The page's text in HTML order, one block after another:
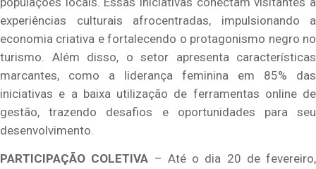
experiências culturais afrocentradas, impulsionando a
economia criativa e fortalecendo o protagonismo negro no
turismo. Além disso, o setor apresenta características
marcantes, como a liderança feminina em 85% das
iniciativas e a baixa utilização de ferramentas online de
gestão, trazendo desafios e oportunidades para seu
desenvolvimento.
PARTICIPAÇÃO COLETIVA – Até o dia 20 de fevereiro,